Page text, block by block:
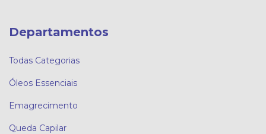
Departamentos
Todas Categorias
Óleos Essenciais
Emagrecimento
Queda Capilar